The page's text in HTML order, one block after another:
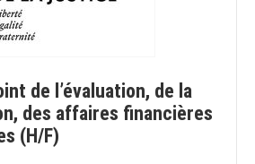
de l’évaluation, de la
des affaires financières
(H/F)